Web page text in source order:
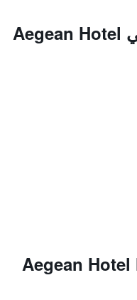
المزايا ووسائل الراحة في Aegean Hotel